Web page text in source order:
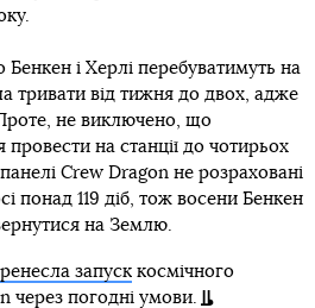
і Херлі перебуватимуть на
тривати від тижня до двох, адже
не виключено, що
на станції до чотирьох
Crew Dragon не розраховані
понад 119 діб, тож восени Бенкен
на Землю.
запусккосмічного
через погодні умови.